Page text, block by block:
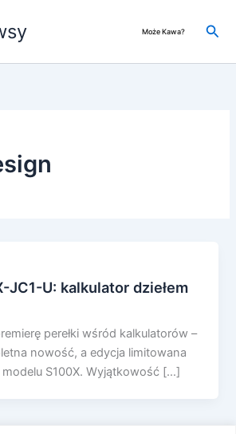
Może Kawa?
JC1-U: kalkulator dziełem
perełki wśród kalkulatorów –
nowość, a edycja limitowana
S100X. Wyjątkowość […]